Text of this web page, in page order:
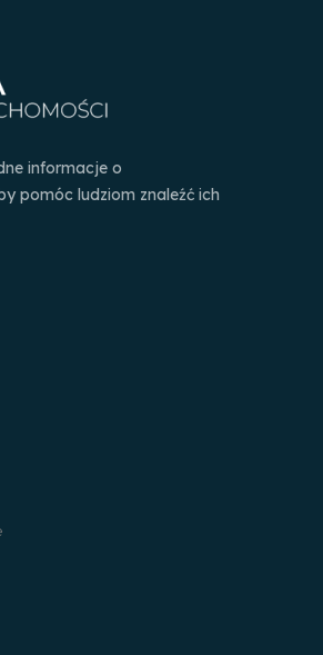
informacje o
pomóc ludziom znaleźć ich